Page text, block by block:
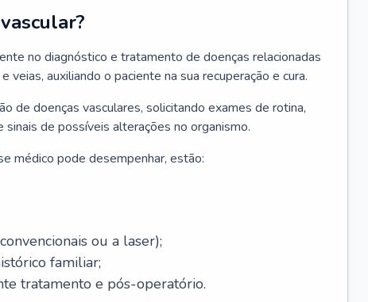
no diagnóstico e tratamento de doenças relacionadas
veias, auxiliando o paciente na sua recuperação e cura.
de doenças vasculares, solicitando exames de rotina,
de possíveis alterações no organismo.
médico pode desempenhar, estão:
ou a laser);
familiar;
tratamento e pós-operatório.